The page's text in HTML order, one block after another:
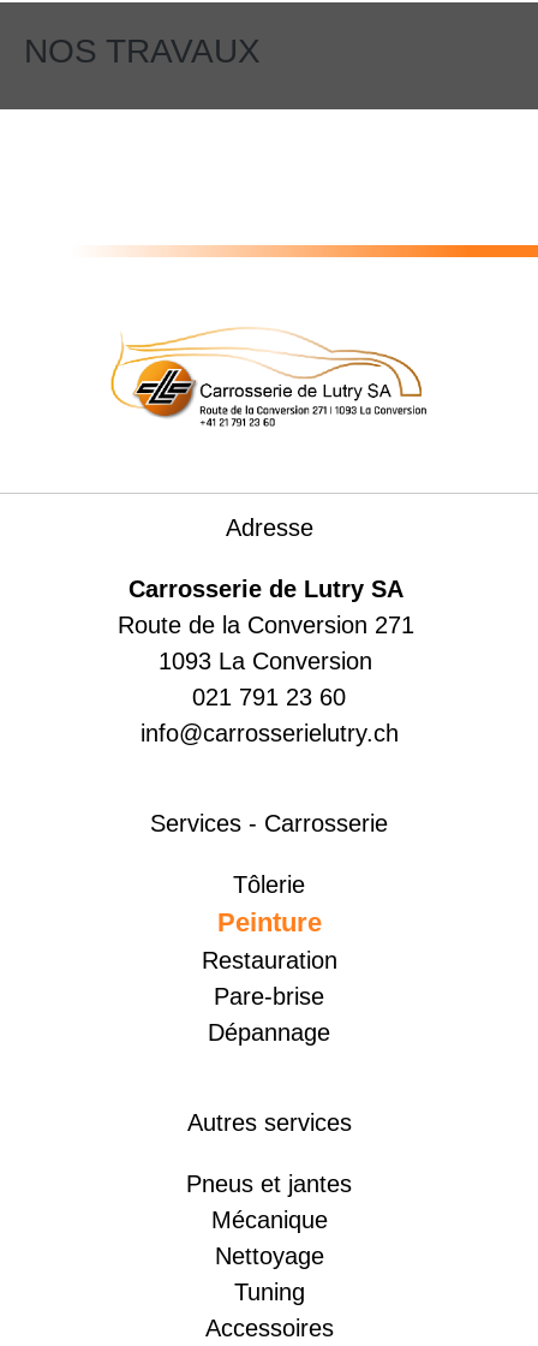
NOS TRAVAUX
Adresse
Carrosserie de Lutry SA
Route de la Conversion 271
1093 La Conversion
021 791 23 60
info@carrosserielutry.ch
Services - Carrosserie
Tôlerie
Peinture
Restauration
Pare-brise
Dépannage
Autres services
Pneus et jantes
Mécanique
Nettoyage
Tuning
Accessoires